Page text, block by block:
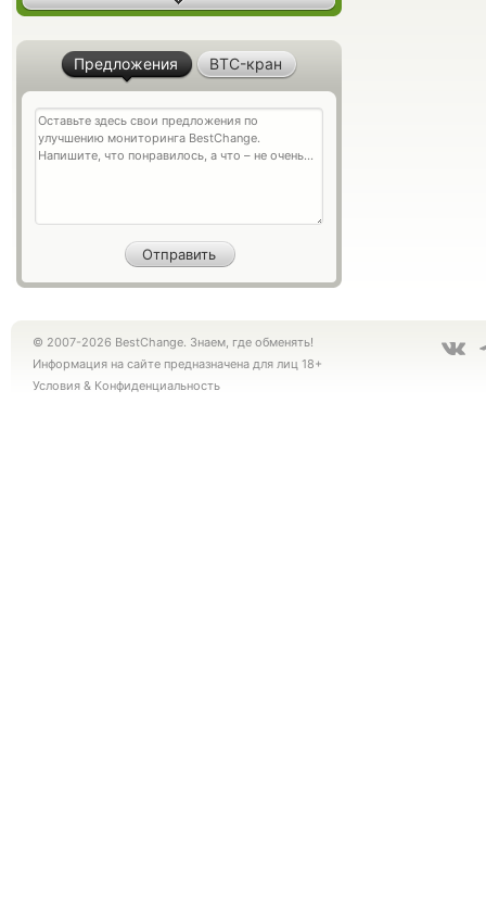
Предложения BTC-кран
© 2007-2026 BestChange. Знаем, где обменять!
Информация на сайте предназначена для лиц 18+
Условия & Конфиденциальность